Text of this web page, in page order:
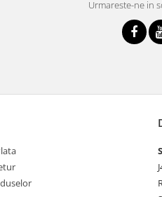
Urmareste-ne in